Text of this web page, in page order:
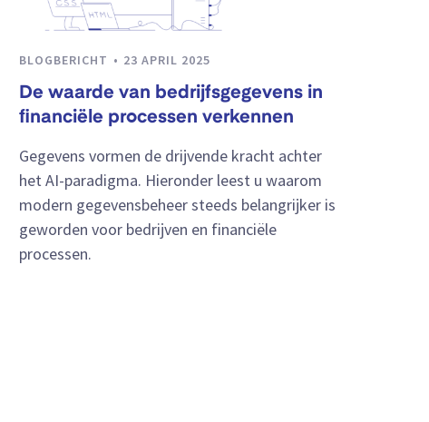
BLOGBERICHT 23 APRIL 2025
De waarde van bedrijfsgegevens in
financiële processen verkennen
Gegevens vormen de drijvende kracht achter
het AI-paradigma. Hieronder leest u waarom
modern gegevensbeheer steeds belangrijker is
geworden voor bedrijven en financiële
processen.